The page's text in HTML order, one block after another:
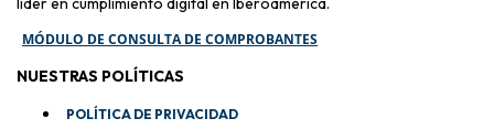
MÓDULO DE CONSULTA DE COMPROBANTES
NUESTRAS POLÍTICAS
POLÍTICA DE PRIVACIDAD